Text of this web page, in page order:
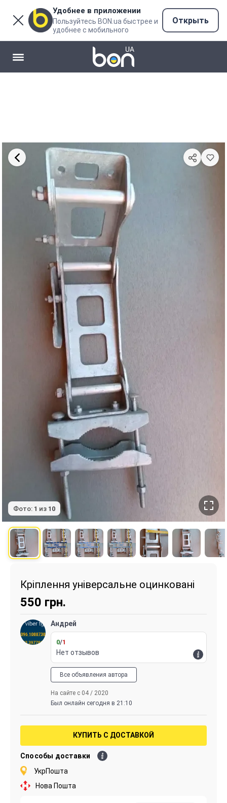
Удобнее в приложении
Пользуйтесь BON.ua быстрее и
удобнее с мобильного
Открыть
Фото: 1 из 10
Кріплення універсальне оцинковані
550 грн.
Андрей
0/1
Нет отзывов
Все объявления автора
На сайте с 04 / 2020
Был онлайн сегодня в 21:10
КУПИТЬ С ДОСТАВКОЙ
Способы доставки
УкрПошта
Нова Пошта